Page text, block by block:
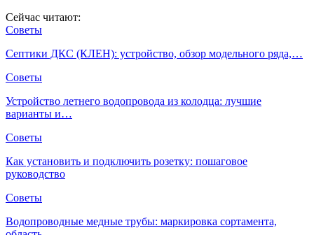
Сейчас читают:
Советы
Септики ДКС (КЛЕН): устройство, обзор модельного ряда,…
Советы
Устройство летнего водопровода из колодца: лучшие
варианты и…
Советы
Как установить и подключить розетку: пошаговое
руководство
Советы
Водопроводные медные трубы: маркировка сортамента,